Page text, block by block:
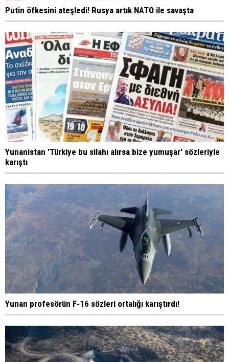
Putin öfkesini ateşledi! Rusya artık NATO ile savaşta
Yunanistan 'Türkiye bu silahı alırsa bize yumuşar' sözleriyle
karıştı
Yunan profesörün F-16 sözleri ortalığı karıştırdı!